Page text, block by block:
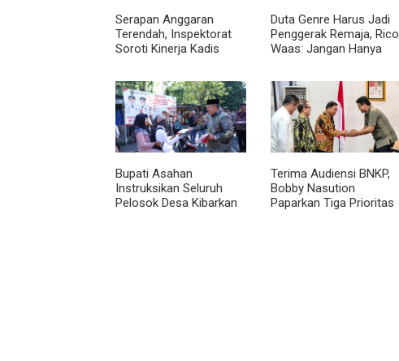
Serapan Anggaran
Terendah, Inspektorat
Soroti Kinerja Kadis
Duta Genre Harus Jadi
Penggerak Remaja, Rico
Waas: Jangan Hanya
Bupati Asahan
Instruksikan Seluruh
Pelosok Desa Kibarkan
Terima Audiensi BNKP,
Bobby Nasution
Paparkan Tiga Prioritas